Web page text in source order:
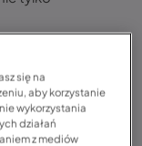
się na
aby korzystanie
wykorzystania
działań
z mediów